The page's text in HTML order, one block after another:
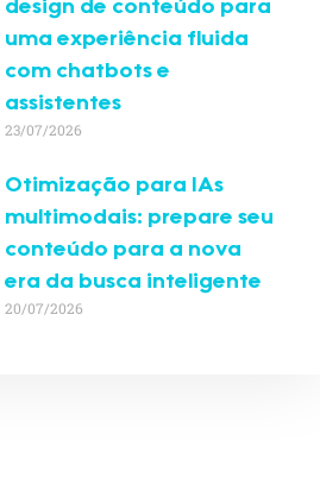
design de conteúdo para
uma experiência fluida
com chatbots e
assistentes
23/07/2026
Otimização para IAs
multimodais: prepare seu
conteúdo para a nova
era da busca inteligente
20/07/2026